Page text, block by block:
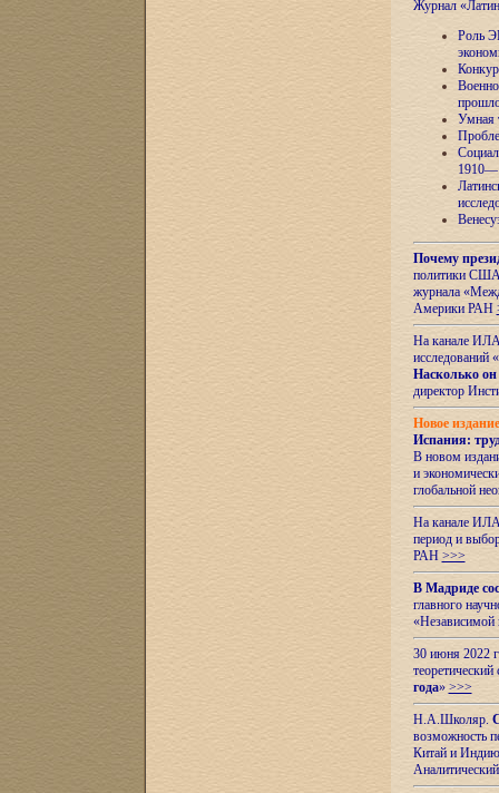
Журнал
Роль
Умная
Почему
политики США
журнала
Америки РАН
На канале ИЛА
исследований «
Насколько он
директор
Новое
Испания:
В новом
и
глобальной
На канале
период и
РАН >>>
В Мадриде
главного
«Независимой
30 июня 2022
года» >>>
Н.А.Школяр.
возможность
Китай и